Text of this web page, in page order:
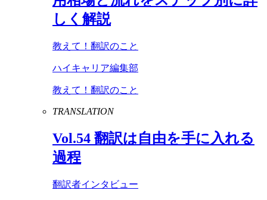
しく解説
教えて！翻訳のこと
ハイキャリア編集部
教えて！翻訳のこと
TRANSLATION
Vol.54 翻訳は自由を手に入れる
過程
翻訳者インタビュー